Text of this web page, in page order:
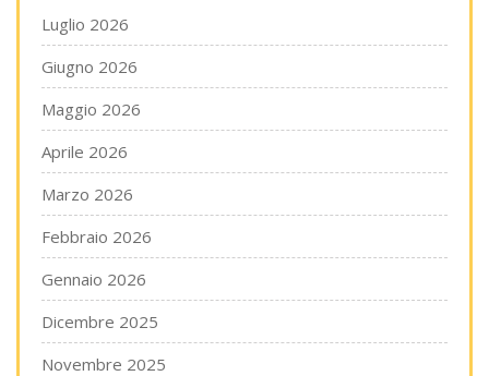
Luglio 2026
Giugno 2026
Maggio 2026
Aprile 2026
Marzo 2026
Febbraio 2026
Gennaio 2026
Dicembre 2025
Novembre 2025